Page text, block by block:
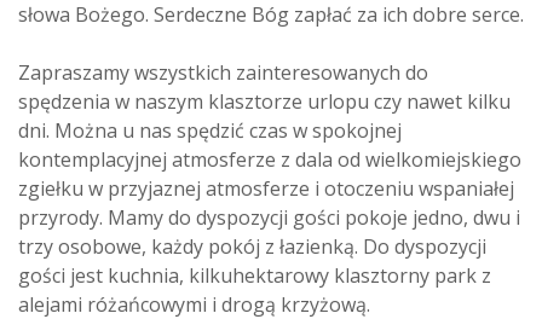
słowa Bożego. Serdeczne Bóg zapłać za ich dobre serce.
Zapraszamy wszystkich zainteresowanych do
spędzenia w naszym klasztorze urlopu czy nawet kilku
dni. Można u nas spędzić czas w spokojnej
kontemplacyjnej atmosferze z dala od wielkomiejskiego
zgiełku w przyjaznej atmosferze i otoczeniu wspaniałej
przyrody. Mamy do dyspozycji gości pokoje jedno, dwu i
trzy osobowe, każdy pokój z łazienką. Do dyspozycji
gości jest kuchnia, kilkuhektarowy klasztorny park z
alejami różańcowymi i drogą krzyżową.